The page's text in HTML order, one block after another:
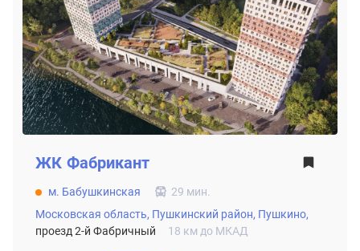
ЖК Фабрикант
м. Бабушкинская
29 мин.
Московская область, Пушкинский район, Пушкино,
проезд 2-й Фабричный
18 км до МКАД